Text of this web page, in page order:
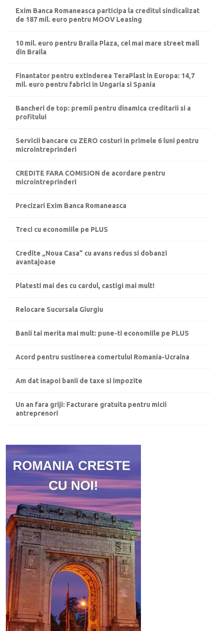
Exim Banca Romaneasca participa la creditul sindicalizat
de 187 mil. euro pentru MOOV Leasing
10 mil. euro pentru Braila Plaza, cel mai mare street mall
din Braila
Finantator pentru extinderea TeraPlast in Europa: 14,7
mil. euro pentru fabrici in Ungaria si Spania
Bancheri de top: premii pentru dinamica creditarii si a
profitului
Servicii bancare cu ZERO costuri in primele 6 luni pentru
microintreprinderi
CREDITE FARA COMISION de acordare pentru
microintreprinderi
Precizari Exim Banca Romaneasca
Treci cu economiile pe PLUS
Credite „Noua Casa” cu avans redus si dobanzi
avantajoase
Platesti mai des cu cardul, castigi mai mult!
Relocare Sucursala Giurgiu
Banii tai merita mai mult: pune-ti economiile pe PLUS
Acord pentru sustinerea comertului Romania-Ucraina
Am dat inapoi banii de taxe si impozite
Un an fara griji: Facturare gratuita pentru micii
antreprenori